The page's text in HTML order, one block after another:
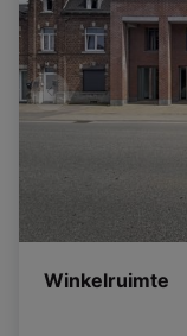
Winkelruimte